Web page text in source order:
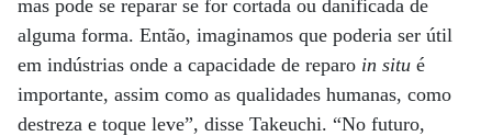
mas pode se reparar se for cortada ou danificada de
alguma forma. Então, imaginamos que poderia ser útil
em indústrias onde a capacidade de reparo in situ é
importante, assim como as qualidades humanas, como
destreza e toque leve”, disse Takeuchi. “No futuro,